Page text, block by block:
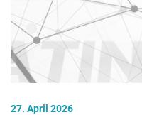
27. April 2026